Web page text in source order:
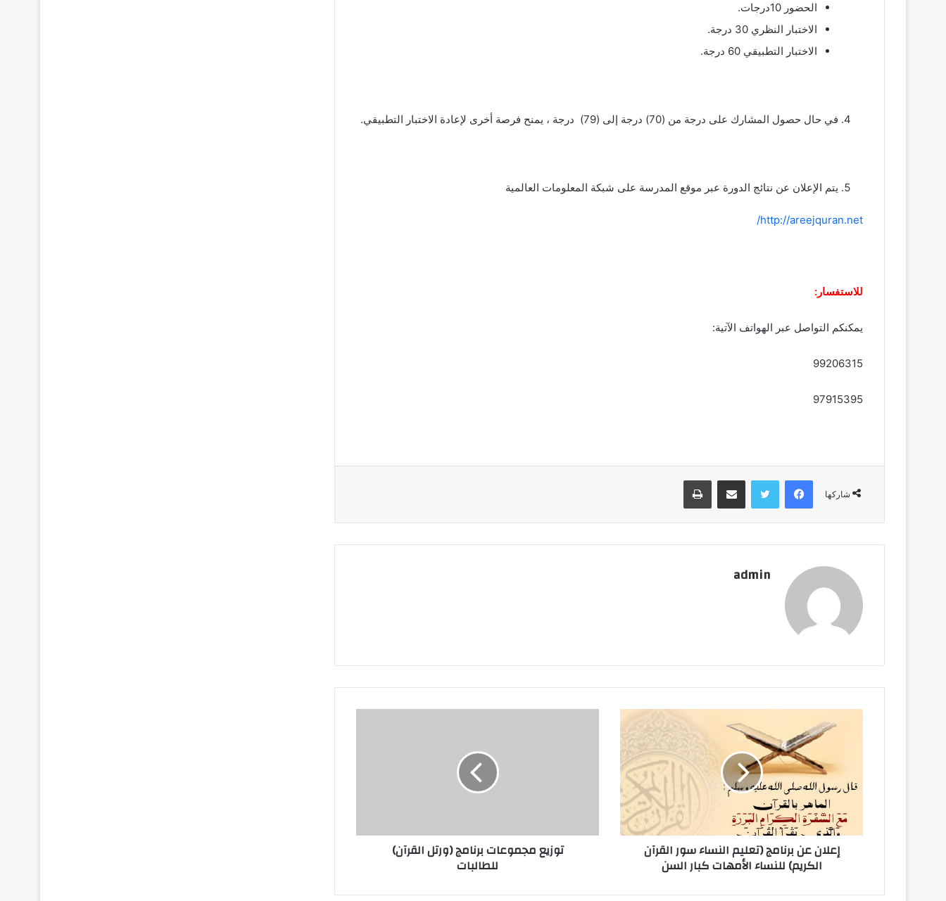
الحضور 10درجات.
الاختبار النظري 30 درجة.
الاختبار التطبيقي 60 درجة.
في حال حصول المشارك على درجة من (70) درجة إلى (79) درجة ، يمنح فرصة أخرى لإعادة الاختبار التطبيقي.
يتم الإعلان عن نتائج الدورة عبر موقع المدرسة على شبكة المعلومات العالمية
http://areejquran.net/
للاستفسار:
يمكنكم التواصل عبر الهواتف الآتية:
99206315
97915395
شاركها
فيسبوك
admin
إعلان عن برنامج (تعليم النساء سور القرآن
الكريم) للنساء الأمهات كبار السن
توزيع مجموعات برنامج (ورتل القرآن)
للطالبات